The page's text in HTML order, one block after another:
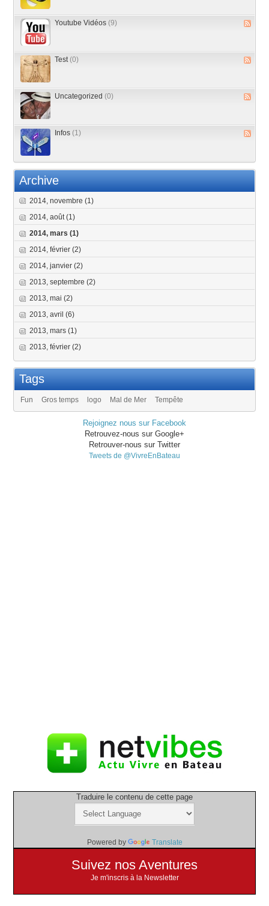
Youtube Vidéos (9)
Test (0)
Uncategorized (0)
Infos (1)
Archive
2014, novembre(1)
2014, août(1)
2014, mars(1)
2014, février(2)
2014, janvier(2)
2013, septembre(2)
2013, mai(2)
2013, avril(6)
2013, mars(1)
2013, février(2)
Tags
Fun Gros temps logo Mal de Mer Tempête
Rejoignez nous sur Facebook
Retrouvez-nous sur Google+
Retrouver-nous sur Twitter
Tweets de @VivreEnBateau
Traduire le contenu de cette page
Powered by Translate
Suivez nos Aventures
Je m'inscris à la Newsletter